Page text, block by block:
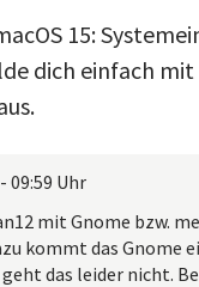
15:
dich einfach
09:59 Uhr
mit Gnome bzw.
kommt das Gnome
das leider nicht.